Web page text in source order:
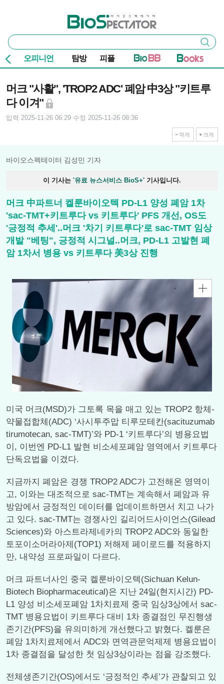
바이오스펙테이터
통
합
검
색
검색
오피니언 탐방 피플
머크 "사활", 'TROP2 ADC' 폐암 中3상 "키트루
다 이겨"
입력 2025-11-26 06:29 수정 2025-11-26 08:36
작게 크게
바이오스펙테이터 김성민 기자
이 기사는 '유료 뉴스서비스 BioS+' 기사입니다.
머크 中파트너 켈룬바이오텍 PD-L1 양성 폐암 1차
'sac-TMT+키트루다 vs 키트루다' PFS 개선, OS도
'긍정적 추세'..머크 '차기 키트루다'로 sac-TMT 임상
개발 "베팅", 긍정적 시그널..머크, PD-L1 고발현 폐
암 1차서 병용 vs 키트루다 美3상 진행
미국 머크(MSD)가 그토록 목을 매고 있는 TROP2 항체-
약물접합체(ADC) ‘사시투주맙 티루모테칸(sacituzumab
tirumotecan, sac-TMT)’와 PD-1 ‘키트루다’의 병용요법
이, 이번엔 PD-L1 발현 비소세포폐암 영역에서 키트루다
단독요법을 이겼다.
지금까지 폐암은 경쟁 TROP2 ADC가 고전해온 영역이
고, 이와는 대조적으로 sac-TMT는 계속해서 폐암과 유
방암에서 긍정적인 데이터를 업데이트하면서 치고 나가
고 있다. sac-TMT는 경쟁사인 길리어드사이언스(Gilead
Sciences)와 아스트라제네카의 TROP2 ADC와 동일한
토포이소머라아제(TOP1) 저해제 페이로드를 적용하지
만, 내약성 프로파일이 다르다.
머크 파트너사인 중국 켈룬바이오텍(Sichuan Kelun-
Biotech Biopharmaceutical)은 지난 24일(현지시간) PD-
L1 양성 비소세포폐암 1차치료제 중국 임상3상에서 sac-
TMT 병용요법이 키트루다 대비 1차 종결점인 무진행생
존기간(PFS)을 유의미하게 개선했다고 밝혔다. 켈룬은
폐암 1차치료제에서 ADC와 면역관문억제제 병용요법이
1차 종결점을 달성한 첫 임상3상이라는 점을 강조했다.
전체생존기간(OS)에서도 ‘긍정적인 추세’가 관찰되고 있